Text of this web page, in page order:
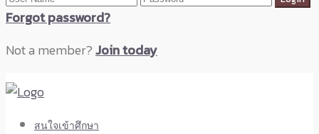
Forgot password?
Not a member?Join today
สนใจเข้าศึกษา